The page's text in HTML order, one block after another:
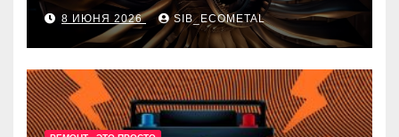
8 ИЮНЯ 2026 SIB_ECOMETAL